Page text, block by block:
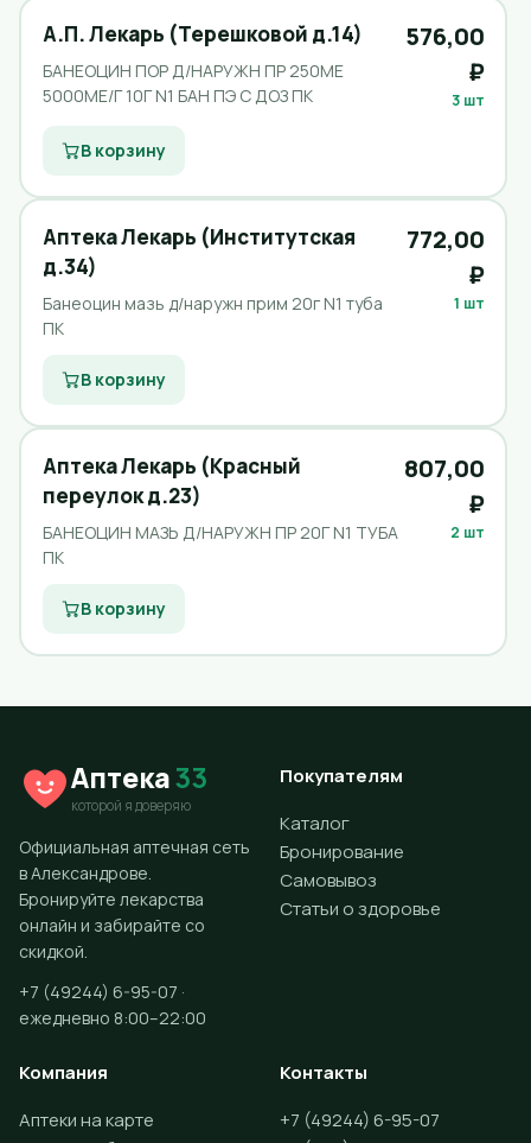
А.П. Лекарь (Терешковой д.14)
БАНЕОЦИН ПОР Д/НАРУЖН ПР 250ME
5000МЕ/Г 10Г N1 БАН ПЭ С ДОЗ ПК
576,00
₽
3 шт
В корзину
Аптека Лекарь (Институтская
д.34)
Банеоцин мазь д/наружн прим 20г N1 туба
ПК
772,00
₽
1 шт
В корзину
Аптека Лекарь (Красный
переулок д.23)
БАНЕОЦИН МАЗЬ Д/НАРУЖН ПР 20Г N1 ТУБА
ПК
807,00
₽
2 шт
В корзину
Аптека33
которой я доверяю
Официальная аптечная сеть
в Александрове.
Бронируйте лекарства
онлайн и забирайте со
скидкой.
+7 (49244) 6-95-07 ·
ежедневно 8:00–22:00
Покупателям
Каталог
Бронирование
Самовывоз
Статьи о здоровье
Компания
Аптеки на карте
Контакты
+7 (49244) 6-95-07